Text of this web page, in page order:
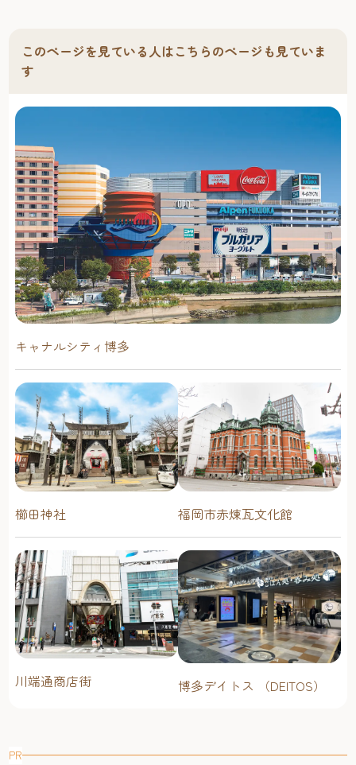
このページを見ている人はこちらのページも見ていま
す
キャナルシティ博多
櫛田神社 福岡市赤煉瓦文化館
川端通商店街 博多デイトス （DEITOS）
PR